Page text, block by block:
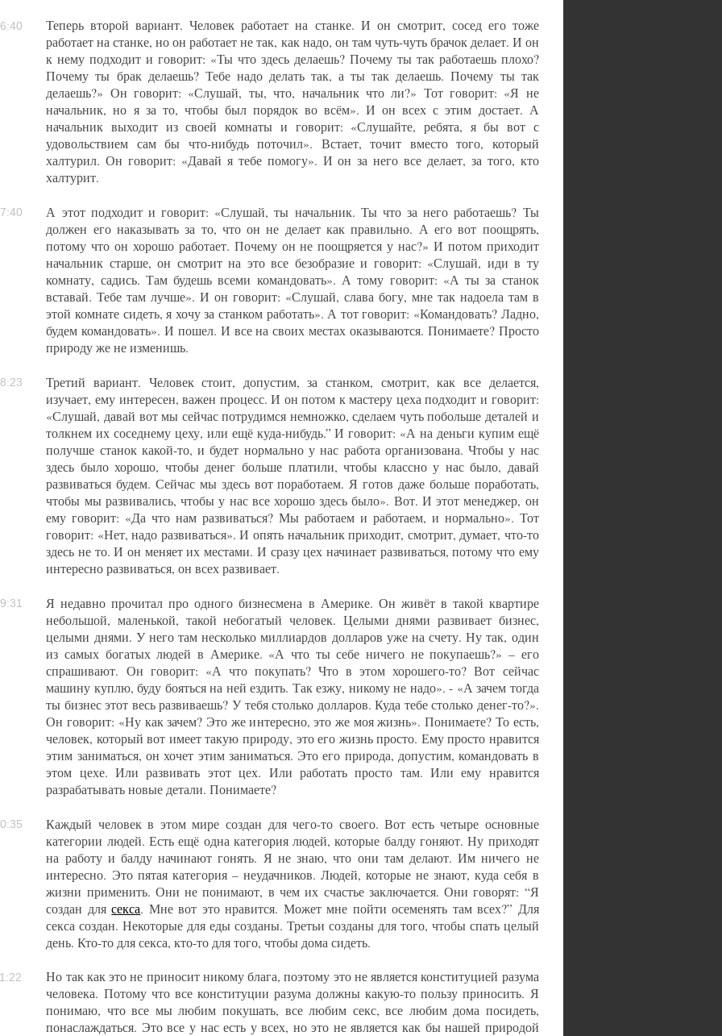
Теперь второй вариант. Человек работает на станке. И он смотрит, сосед его тоже
работает на станке, но он работает не так, как надо, он там чуть-чуть брачок делает. И он
к нему подходит и говорит: «Ты что здесь делаешь? Почему ты так работаешь плохо?
Почему ты брак делаешь? Тебе надо делать так, а ты так делаешь. Почему ты так
делаешь?» Он говорит: «Слушай, ты, что, начальник что ли?» Тот говорит: «Я не
начальник, но я за то, чтобы был порядок во всём». И он всех с этим достает. А
начальник выходит из своей комнаты и говорит: «Слушайте, ребята, я бы вот с
удовольствием сам бы что-нибудь поточил». Встает, точит вместо того, который
халтурил. Он говорит: «Давай я тебе помогу». И он за него все делает, за того, кто
халтурит.
А этот подходит и говорит: «Слушай, ты начальник. Ты что за него работаешь? Ты
должен его наказывать за то, что он не делает как правильно. А его вот поощрять,
потому что он хорошо работает. Почему он не поощряется у нас?» И потом приходит
начальник старше, он смотрит на это все безобразие и говорит: «Слушай, иди в ту
комнату, садись. Там будешь всеми командовать». А тому говорит: «А ты за станок
вставай. Тебе там лучше». И он говорит: «Слушай, слава богу, мне так надоела там в
этой комнате сидеть, я хочу за станком работать». А тот говорит: «Командовать? Ладно,
будем командовать». И пошел. И все на своих местах оказываются. Понимаете? Просто
природу же не изменишь.
Третий вариант. Человек стоит, допустим, за станком, смотрит, как все делается,
изучает, ему интересен, важен процесс. И он потом к мастеру цеха подходит и говорит:
«Слушай, давай вот мы сейчас потрудимся немножко, сделаем чуть побольше деталей и
толкнем их соседнему цеху, или ещё куда-нибудь.” И говорит: «А на деньги купим ещё
получше станок какой-то, и будет нормально у нас работа организована. Чтобы у нас
здесь было хорошо, чтобы денег больше платили, чтобы классно у нас было, давай
развиваться будем. Сейчас мы здесь вот поработаем. Я готов даже больше поработать,
чтобы мы развивались, чтобы у нас все хорошо здесь было». Вот. И этот менеджер, он
ему говорит: «Да что нам развиваться? Мы работаем и работаем, и нормально». Тот
говорит: «Нет, надо развиваться». И опять начальник приходит, смотрит, думает, что-то
здесь не то. И он меняет их местами. И сразу цех начинает развиваться, потому что ему
интересно развиваться, он всех развивает.
Я недавно прочитал про одного бизнесмена в Америке. Он живёт в такой квартире
небольшой, маленькой, такой небогатый человек. Целыми днями развивает бизнес,
целыми днями. У него там несколько миллиардов долларов уже на счету. Ну так, один
из самых богатых людей в Америке. «А что ты себе ничего не покупаешь?» – его
спрашивают. Он говорит: «А что покупать? Что в этом хорошего-то? Вот сейчас
машину куплю, буду бояться на ней ездить. Так езжу, никому не надо». - «А зачем тогда
ты бизнес этот весь развиваешь? У тебя столько долларов. Куда тебе столько денег-то?».
Он говорит: «Ну как зачем? Это же интересно, это же моя жизнь». Понимаете? То есть,
человек, который вот имеет такую природу, это его жизнь просто. Ему просто нравится
этим заниматься, он хочет этим заниматься. Это его природа, допустим, командовать в
этом цехе. Или развивать этот цех. Или работать просто там. Или ему нравится
разрабатывать новые детали. Понимаете?
Каждый человек в этом мире создан для чего-то своего. Вот есть четыре основные
категории людей. Есть ещё одна категория людей, которые балду гоняют. Ну приходят
на работу и балду начинают гонять. Я не знаю, что они там делают. Им ничего не
интересно. Это пятая категория – неудачников. Людей, которые не знают, куда себя в
жизни применить. Они не понимают, в чем их счастье заключается. Они говорят: “Я
создан длясекса. Мне вот это нравится. Может мне пойти осеменять там всех?” Для
секса создан. Некоторые для еды созданы. Третьи созданы для того, чтобы спать целый
день. Кто-то для секса, кто-то для того, чтобы дома сидеть.
Но так как это не приносит никому блага, поэтому это не является конституцией разума
человека. Потому что все конституции разума должны какую-то пользу приносить. Я
понимаю, что все мы любим покушать, все любим секс, все любим дома посидеть,
понаслаждаться. Это все у нас есть у всех, но это не является как бы нашей природой